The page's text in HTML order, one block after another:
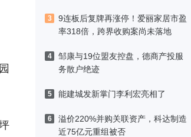
3
9连板后复牌再涨停！爱丽家居市盈
率318倍，跨界收购案尚未落地
4
邹康与19位盟友控盘，德商产投服
务散户绝迹
5 能建城发新掌门李利宏亮相了
6
溢价220%并购关联资产，科达制造
近75亿元重组被否